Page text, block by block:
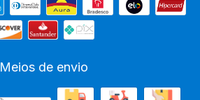
Meios de envio